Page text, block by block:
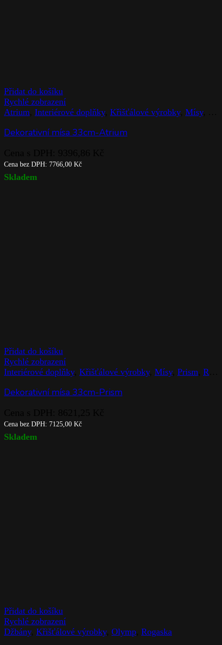
Přidat do košíku
Rychlé zobrazení
Atrium Interiérové doplňky, Křišťálové výrobky, Mísy,
Dekorativní mísa 33cm-Atrium
Cena bez DPH: 7766,00 Kč
Skladem
Přidat do košíku
Rychlé zobrazení
Interiérové doplňky, Křišťálové výrobky, Mísy, Prism Rogaska
Dekorativní mísa 33cm-Prism
Cena bez DPH: 7125,00 Kč
Skladem
Přidat do košíku
Rychlé zobrazení
Džbány, Křišťálové výrobky, Olymp Rogaska